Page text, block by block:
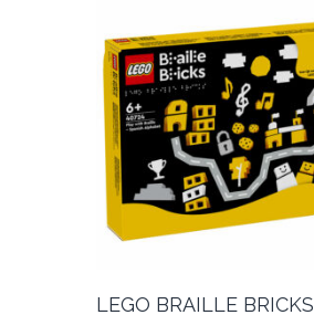
LEGO BRAILLE BRICKS